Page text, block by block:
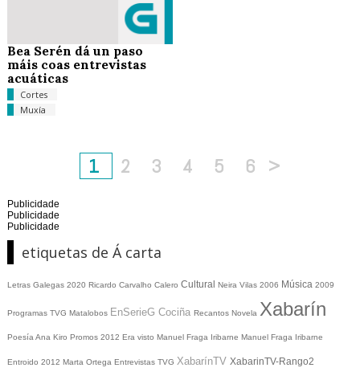
Bea Serén dá un paso
máis coas entrevistas
acuáticas
Cortes
Muxía
1 2 3 4 5 6 >
Publicidade
Publicidade
Publicidade
etiquetas de Á carta
Letras Galegas 2020 Ricardo Carvalho Calero Cultural Neira Vilas 2006 Música 2009
Programas TVG Matalobos EnSerieG Cociña Recantos Novela Xabarín
Poesía Ana Kiro Promos 2012 Era visto Manuel Fraga Iribarne Manuel Fraga Iribarne
Entroido 2012 Marta Ortega Entrevistas TVG XabarínTV XabarinTV-Rango2